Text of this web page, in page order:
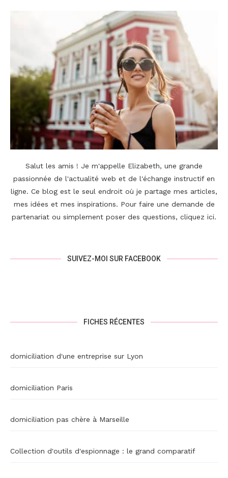
Salut les amis ! Je m'appelle Elizabeth, une grande
passionnée de l'actualité web et de l'échange instructif en
ligne. Ce blog est le seul endroit où je partage mes articles,
mes idées et mes inspirations. Pour faire une demande de
partenariat ou simplement poser des questions, cliquez ici.
SUIVEZ-MOI SUR FACEBOOK
FICHES RÉCENTES
domiciliation d'une entreprise sur Lyon
domiciliation Paris
domiciliation pas chère à Marseille
Collection d'outils d'espionnage : le grand comparatif